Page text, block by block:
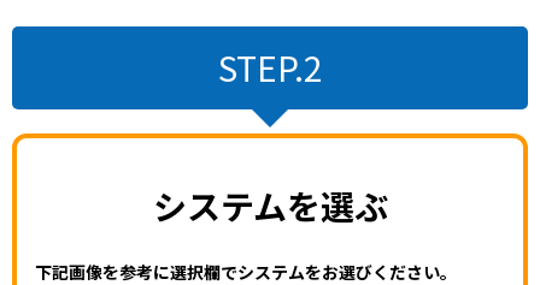
STEP.2
システムを選ぶ
下記画像を参考に選択欄でシステムをお選びください。